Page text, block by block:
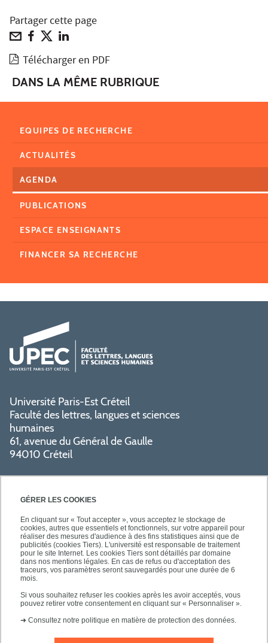
GÉRER LES COOKIES
En cliquant sur « Tout accepter », vous acceptez le stockage de
cookies, autres que essentiels et fonctionnels, sur votre appareil pour
réaliser des mesures d'audience à des fins statistiques ainsi que de
publicités (cookies Tiers). L'université est responsable de traitement
pour le site Internet. Les cookies Tiers sont détaillés par domaine
dans nos mentions légales. En cas de refus ou d'acceptation des
traceurs, vos paramètres seront sauvegardés pour une durée de 6
mois.
Si vous souhaitez refuser les cookies après les avoir acceptés, vous
pouvez retirer votre consentement en cliquant sur « Personnaliser ».
➜ Consultez notre politique en matière de protection des données.
Partager cette page
Télécharger en PDF
DANS LA MÊME RUBRIQUE
EQUIPES DE RECHERCHE
ACTUALITÉS
AGENDA
PUBLICATIONS
ESPACE ENSEIGNANTS
FINANCER SA RECHERCHE
Université Paris-Est Créteil
Faculté des lettres, langues et sciences
humaines
61, avenue du Général de Gaulle
94010 Créteil
PRATIQUE
NOS FORMATIONS